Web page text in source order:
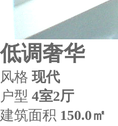
低调奢华
风格 现代
户型 4室2厅
建筑面积 150.0㎡